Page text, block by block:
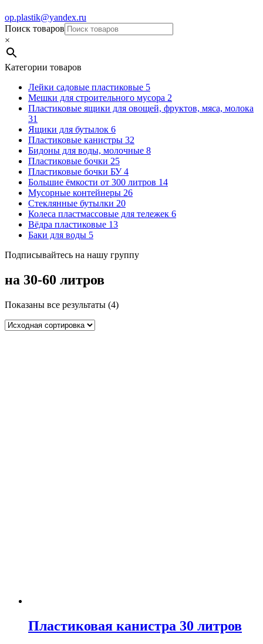
op.plastik@yandex.ru
Поиск товаров
×
Категории товаров
Лейки садовые пластиковые 5
Мешки для строительного мусора 2
Пластиковые ящики для овощей, фруктов, мяса, молока
31
Ящики для бутылок 6
Пластиковые канистры 32
Бидоны для воды, молочные 8
Пластиковые бочки 25
Пластиковые бочки БУ4
Большие ёмкости от 300 литров 14
Мусорные контейнеры 26
Стеклянные бутылки 20
Колеса пластмассовые для тележек 6
Вёдра пластиковые 13
Баки для воды 5
Подписывайтесь на нашу группу
на 30-60 литров
Показаны все результаты (4)
Пластиковая канистра 30 литров